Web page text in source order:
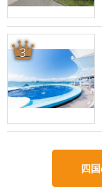
3
四